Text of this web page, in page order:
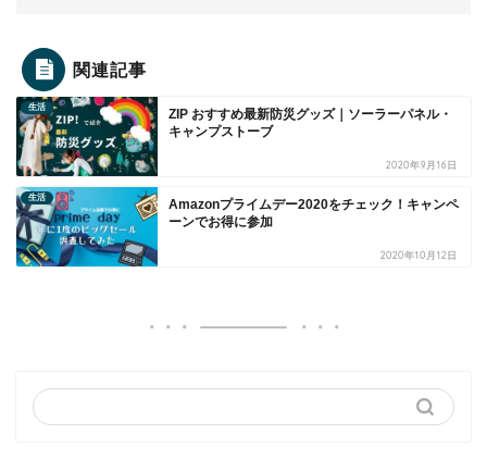
関連記事
生活
ZIP おすすめ最新防災グッズ｜ソーラーパネル・
キャンプストーブ
2020年9月16日
生活
Amazonプライムデー2020をチェック！キャンペ
ーンでお得に参加
2020年10月12日